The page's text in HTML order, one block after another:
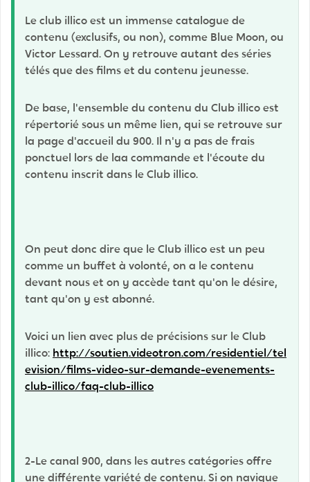
Le club illico est un immense catalogue de
contenu (exclusifs, ou non), comme Blue Moon, ou
Victor Lessard. On y retrouve autant des séries
télés que des films et du contenu jeunesse.
De base, l'ensemble du contenu du Club illico est
répertorié sous un même lien, qui se retrouve sur
la page d'accueil du 900. Il n'y a pas de frais
ponctuel lors de laa commande et l'écoute du
contenu inscrit dans le Club illico.
On peut donc dire que le Club illico est un peu
comme un buffet à volonté, on a le contenu
devant nous et on y accède tant qu'on le désire,
tant qu'on y est abonné.
Voici un lien avec plus de précisions sur le Club
illico: http://soutien.videotron.com/residentiel/tel
evision/films-video-sur-demande-evenements-
club-illico/faq-club-illico
2-Le canal 900, dans les autres catégories offre
une différente variété de contenu. Si on navigue